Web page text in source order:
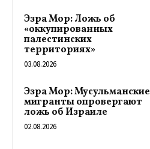
Эзра Мор: Ложь об
«оккупированных
палестинских
территориях»
03.08.2026
Эзра Мор: Мусульманские
мигранты опровергают
ложь об Израиле
02.08.2026